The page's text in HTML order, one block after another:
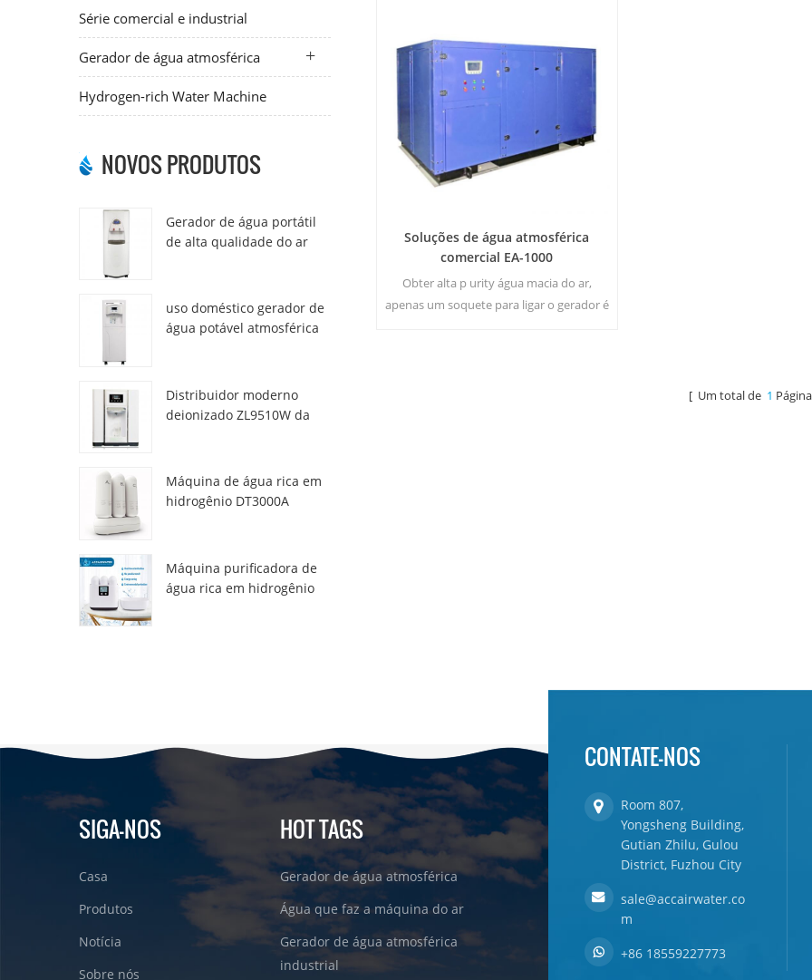
Série comercial e industrial
Gerador de água atmosférica
Hydrogen-rich Water Machine
NOVOS PRODUTOS
Gerador de água portátil
de alta qualidade do ar
uso doméstico gerador de
água potável atmosférica
Distribuidor moderno
deionizado ZL9510W da
Máquina de água rica em
hidrogênio DT3000A
Máquina purificadora de
água rica em hidrogênio
Soluções de água atmosférica
comercial EA-1000
Obter alta p urity água macia do ar,
apenas um soquete para ligar o gerador é
[ Um total de 1
SIGA-NOS
Casa
Produtos
Notícia
Sobre nós
HOT TAGS
Gerador de água atmosférica
Água que faz a máquina do ar
Gerador de água atmosférica
industrial
CONTATE-NOS
Room 807,
Yongsheng Building,
Gutian Zhilu, Gulou
District, Fuzhou City
sale@accairwater.co
m
+86 18559227773